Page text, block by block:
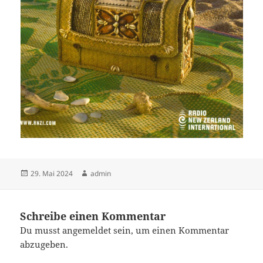
Veröffentlicht
29. Mai 2024 Autor
admin
Schreibe einen Kommentar
Du musstangemeldet sein, um einen Kommentar
abzugeben.